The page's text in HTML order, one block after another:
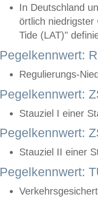
In Deutschland
örtlich
Tide (LAT)"
Pegelkennwert:
Regulierungs-
Pegelkennwert:
Stauziel I einer
Pegelkennwert:
Stauziel II einer
Pegelkennwert: